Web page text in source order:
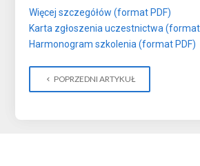
Więcej szczegółów (format PDF)
Karta zgłoszenia uczestnictwa (format
Harmonogram szkolenia (format PDF)
POPRZEDNI ARTYKUŁ